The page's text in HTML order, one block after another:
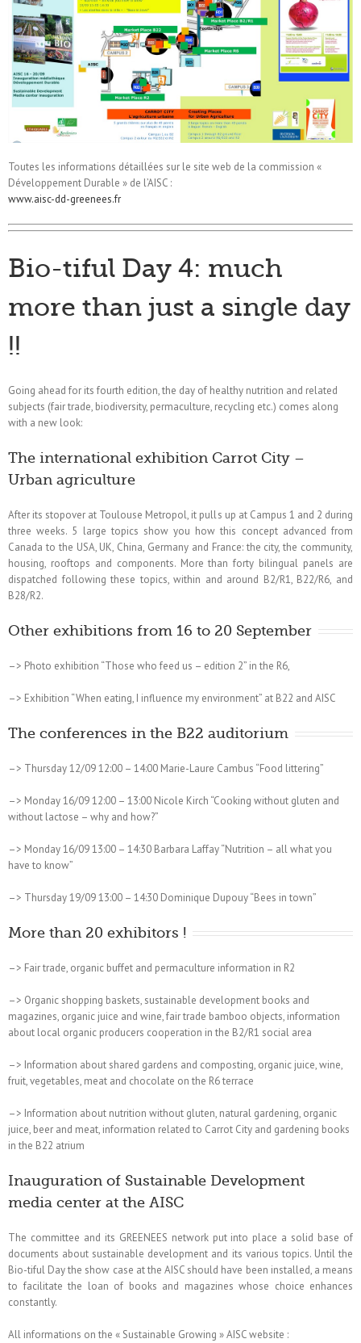
Toutes les informations détaillées sur le site web de la commission «
Développement Durable » de l’AISC :
www.aisc-dd-greenees.fr
Bio-tiful Day 4: much
more than just a single day
!!
Going ahead for its fourth edition, the day of healthy nutrition and related
subjects (fair trade, biodiversity, permaculture, recycling etc.) comes along
with a new look:
The international exhibition Carrot City –
Urban agriculture
After its stopover at Toulouse Metropol, it pulls up at Campus 1 and 2 during
three weeks. 5 large topics show you how this concept advanced from
Canada to the USA, UK, China, Germany and France: the city, the community,
housing, rooftops and components. More than forty bilingual panels are
dispatched following these topics, within and around B2/R1, B22/R6, and
B28/R2.
Other exhibitions from 16 to 20 September
–> Photo exhibition “Those who feed us – edition 2” in the R6,
–> Exhibition “When eating, I influence my environment” at B22 and AISC
The conferences in the B22 auditorium
–> Thursday 12/09 12:00 – 14:00 Marie-Laure Cambus “Food littering”
–> Monday 16/09 12:00 – 13:00 Nicole Kirch “Cooking without gluten and
without lactose – why and how?”
–> Monday 16/09 13:00 – 14:30 Barbara Laffay “Nutrition – all what you
have to know”
–> Thursday 19/09 13:00 – 14:30 Dominique Dupouy “Bees in town”
More than 20 exhibitors !
–> Fair trade, organic buffet and permaculture information in R2
–> Organic shopping baskets, sustainable development books and
magazines, organic juice and wine, fair trade bamboo objects, information
about local organic producers cooperation in the B2/R1 social area
–> Information about shared gardens and composting, organic juice, wine,
fruit, vegetables, meat and chocolate on the R6 terrace
–> Information about nutrition without gluten, natural gardening, organic
juice, beer and meat, information related to Carrot City and gardening books
in the B22 atrium
Inauguration of Sustainable Development
media center at the AISC
The committee and its GREENEES network put into place a solid base of
documents about sustainable development and its various topics. Until the
Bio-tiful Day the show case at the AISC should have been installed, a means
to facilitate the loan of books and magazines whose choice enhances
constantly.
All informations on the « Sustainable Growing » AISC website :